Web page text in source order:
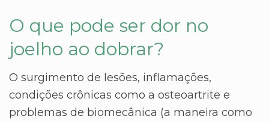
O que pode ser dor no
joelho ao dobrar?
O surgimento de lesões, inflamações,
condições crônicas como a osteoartrite e
problemas de biomecânica (a maneira como